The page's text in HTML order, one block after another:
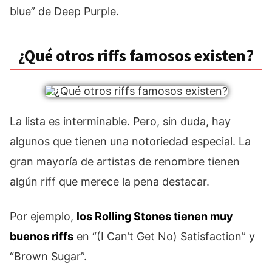
blue” de Deep Purple.
¿Qué otros riffs famosos existen?
La lista es interminable. Pero, sin duda, hay
algunos que tienen una notoriedad especial. La
gran mayoría de artistas de renombre tienen
algún riff que merece la pena destacar.
Por ejemplo, los Rolling Stones tienen muy
buenos riffs en “(I Can’t Get No) Satisfaction” y
“Brown Sugar”.